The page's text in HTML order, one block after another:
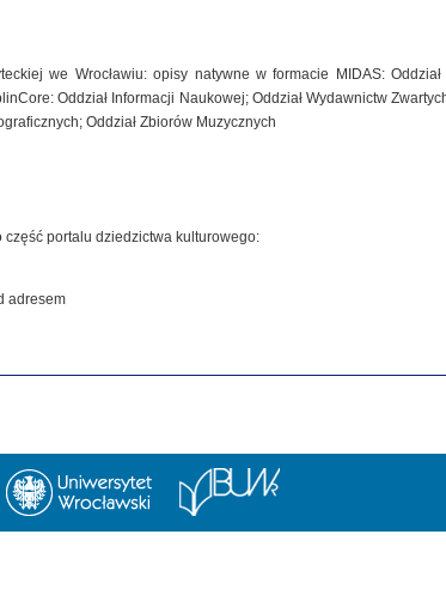
we Wrocławiu: opisy natywne w formacie MIDAS:
Oddział Informacji Naukowej; Oddział Wydawnictw
Oddział Zbiorów Muzycznych
portalu dziedzictwa kulturowego:
adresem